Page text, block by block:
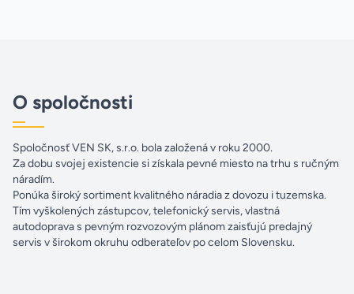
O spoločnosti
Spoločnosť VEN SK, s.r.o. bola založená v roku 2000.
Za dobu svojej existencie si získala pevné miesto na trhu s ručným
náradím.
Ponúka široký sortiment kvalitného náradia z dovozu i tuzemska.
Tím vyškolených zástupcov, telefonický servis, vlastná
autodoprava s pevným rozvozovým plánom zaisťujú predajný
servis v širokom okruhu odberateľov po celom Slovensku.